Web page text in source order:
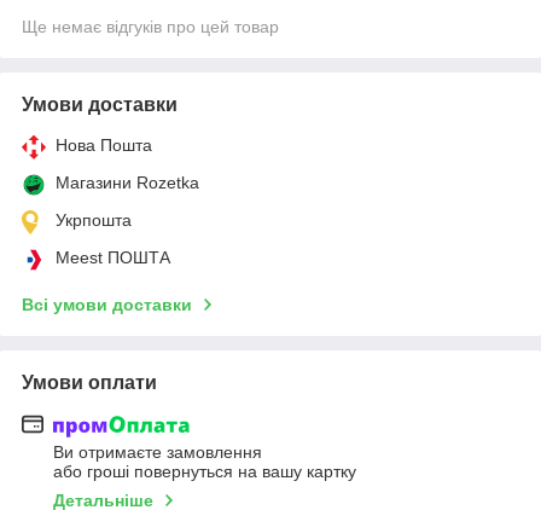
Ще немає відгуків про цей товар
Умови доставки
Нова Пошта
Магазини Rozetka
Укрпошта
Meest ПОШТА
Всі умови доставки
Умови оплати
Ви отримаєте замовлення
або гроші повернуться на вашу картку
Детальніше